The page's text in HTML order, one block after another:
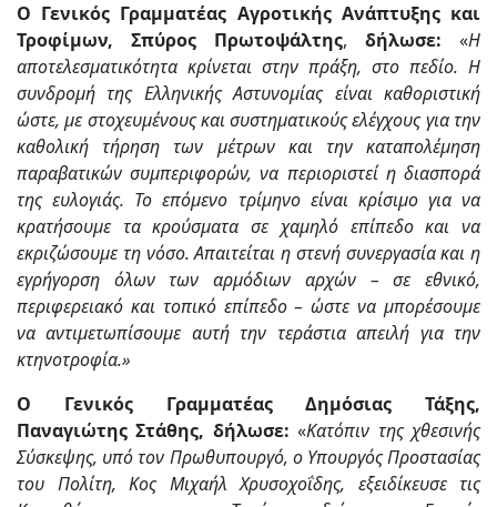
Ο Γενικός Γραμματέας Αγροτικής Ανάπτυξης και
Τροφίμων, Σπύρος Πρωτοψάλτης, δήλωσε: «Η
αποτελεσματικότητα κρίνεται στην πράξη, στο πεδίο. Η
συνδρομή της Ελληνικής Αστυνομίας είναι καθοριστική
ώστε, με στοχευμένους και συστηματικούς ελέγχους για την
καθολική τήρηση των μέτρων και την καταπολέμηση
παραβατικών συμπεριφορών, να περιοριστεί η διασπορά
της ευλογιάς. Το επόμενο τρίμηνο είναι κρίσιμο για να
κρατήσουμε τα κρούσματα σε χαμηλό επίπεδο και να
εκριζώσουμε τη νόσο. Απαιτείται η στενή συνεργασία και η
εγρήγορση όλων των αρμόδιων αρχών – σε εθνικό,
περιφερειακό και τοπικό επίπεδο – ώστε να μπορέσουμε
να αντιμετωπίσουμε αυτή την τεράστια απειλή για την
κτηνοτροφία.»
Ο Γενικός Γραμματέας Δημόσιας Τάξης,
Παναγιώτης Στάθης, δήλωσε: «Κατόπιν της χθεσινής
Σύσκεψης, υπό τον Πρωθυπουργό, ο Υπουργός Προστασίας
του Πολίτη, Κος Μιχαήλ Χρυσοχοΐδης, εξειδίκευσε τις